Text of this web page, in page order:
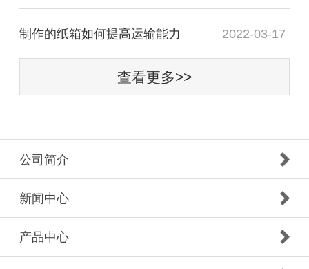
制作的纸箱如何提高运输能力 2022-03-17
查看更多>>
公司简介
新闻中心
产品中心